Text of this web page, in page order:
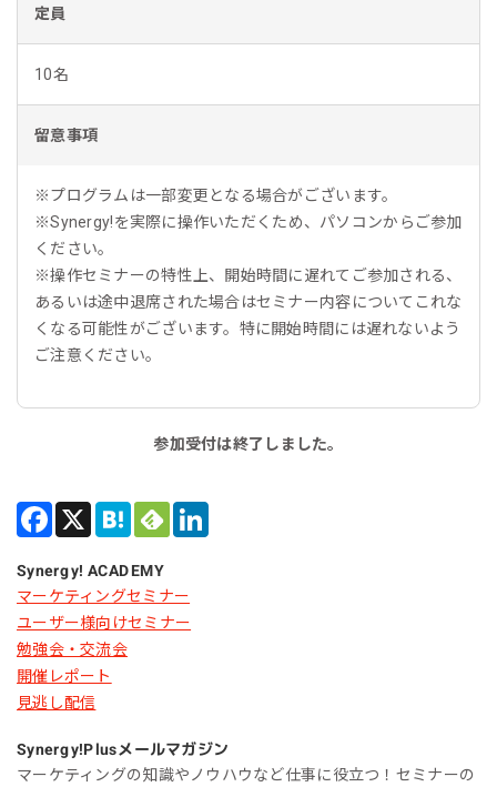
定員
10名
留意事項
※プログラムは一部変更となる場合がございます。
※Synergy!を実際に操作いただくため、パソコンからご参加
ください。
※操作セミナーの特性上、開始時間に遅れてご参加される、
あるいは途中退席された場合はセミナー内容についてこれな
くなる可能性がございます。特に開始時間には遅れないよう
ご注意ください。
参加受付は終了しました。
Synergy! ACADEMY
マーケティングセミナー
ユーザー様向けセミナー
勉強会・交流会
開催レポート
見逃し配信
Synergy!Plusメールマガジン
マーケティングの知識やノウハウなど仕事に役立つ！セミナーの